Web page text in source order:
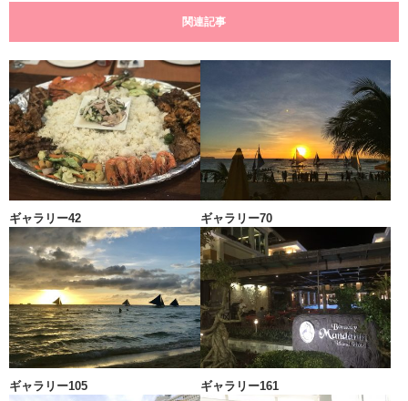
関連記事
ギャラリー42 ギャラリー70
ギャラリー105 ギャラリー161